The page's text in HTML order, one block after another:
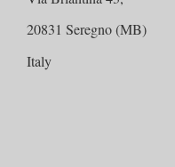
20831 Seregno (MB)
Italy